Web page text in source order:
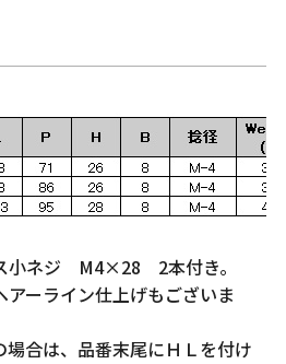
小ネジ M4×28 2本付き。
ーライン仕上げもございま
合は、品番末尾にＨＬを付け